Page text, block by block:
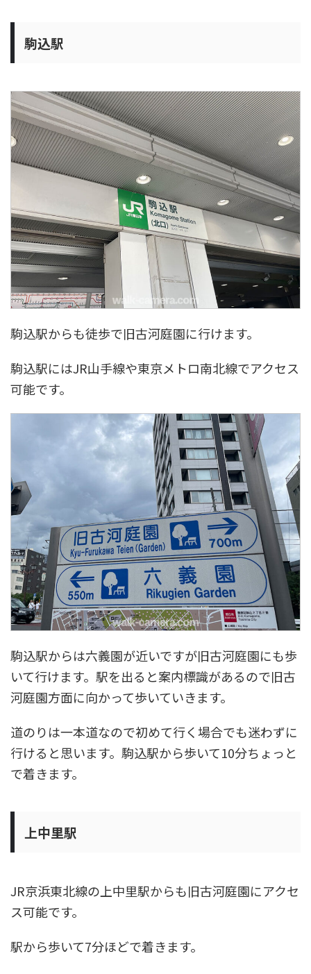
駒込駅
駒込駅からも徒歩で旧古河庭園に行けます。
駒込駅にはJR山手線や東京メトロ南北線でアクセス
可能です。
駒込駅からは六義園が近いですが旧古河庭園にも歩
いて行けます。駅を出ると案内標識があるので旧古
河庭園方面に向かって歩いていきます。
道のりは一本道なので初めて行く場合でも迷わずに
行けると思います。駒込駅から歩いて10分ちょっと
で着きます。
上中里駅
JR京浜東北線の上中里駅からも旧古河庭園にアクセ
ス可能です。
駅から歩いて7分ほどで着きます。